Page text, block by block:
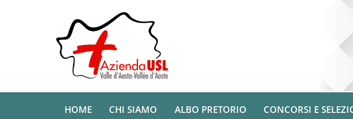
HOME CHI SIAMO ALBO PRETORIO CONCORSI E